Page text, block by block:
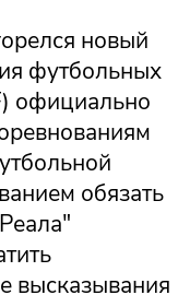
новый
футбольных
официально
обязать
высказывания